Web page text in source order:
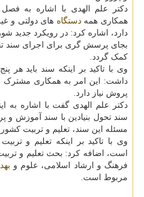
دکتر علم الهدی با اشاره به
همکاری همهدستگاه های دولتی و
دارد، اشاره کرد: در رویکرد جدید
بجای پرسش گری برای اجرای سند
کمک گردد.
وی با تاکید بر اینکه سند باید هر
داشت: این امر به همکاری
پروش نیاز دارد.
دکتر علم الهدی گفت با اشاره به
سند تحول بنیادین با سند آموزش
مسئله این سند، تعلیم و تربیت
وی با تاکید بر اینکه تعلیم و
است، اضافه کرد: بحث تعلیم و
فرهنگ و ارشاد اسلامی، علوم و
مربوط است.